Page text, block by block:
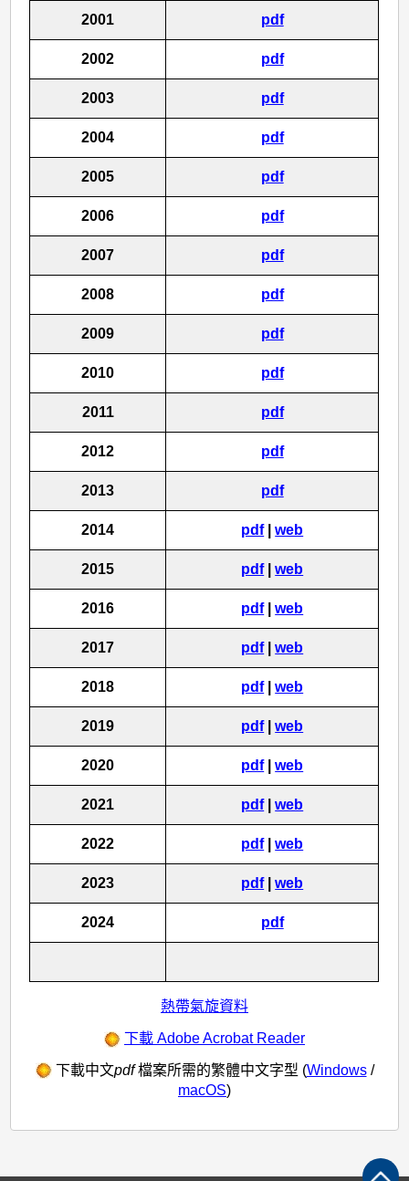
2001 pdf
2002 pdf
2003 pdf
2004 pdf
2005 pdf
2006 pdf
2007 pdf
2008 pdf
2009 pdf
2010 pdf
2011 pdf
2012 pdf
2013 pdf
2014 pdf |web
2015 pdf |web
2016 pdf |web
2017 pdf |web
2018 pdf |web
2019 pdf |web
2020 pdf |web
2021 pdf |web
2022 pdf |web
2023 pdf |web
2024 pdf
熱帶氣旋資料
下載 Adobe Acrobat Reader
下載中文pdf檔案所需的繁體中文字型 (Windows/
macOS)